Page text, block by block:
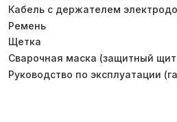
Кабель с держателем
Ремень
Щетка
Сварочная маска (защитный
Руководство по эксплуатации